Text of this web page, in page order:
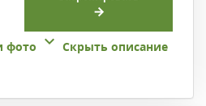
фото
Скрыть описание